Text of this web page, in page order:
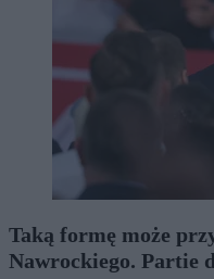
Taką formę może
Nawrockiego. Partie